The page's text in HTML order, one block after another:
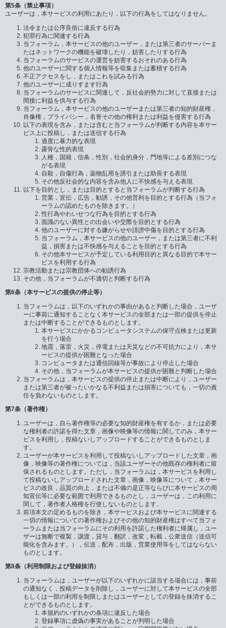
第5条（禁止事項）
ユーザーは，本サービスの利用にあたり，以下の行為をしてはなりません。
法令または公序良俗に違反する行為
犯罪行為に関連する行為
当フォーラム，本サービスの他のユーザー，または第三者のサーバーま
たはネットワークの機能を破壊したり，妨害したりする行為
当フォーラムのサービスの運営を妨害するおそれのある行為
他のユーザーに関する個人情報等を収集または蓄積する行為
不正アクセスをし，またはこれを試みる行為
他のユーザーに成りすます行為
当フォーラムのサービスに関連して，反社会的勢力に対して直接または
間接に利益を供与する行為
当フォーラム，本サービスの他のユーザーまたは第三者の知的財産権，
肖像権，プライバシー，名誉その他の権利または利益を侵害する行為
以下の表現を含み，または含むと当フォーラムが判断する内容を本サー
ビス上に投稿し，または送信する行為
過度に暴力的な表現
露骨な性的表現
人種，国籍，信条，性別，社会的身分，門地等による差別につな
がる表現
自殺，自傷行為，薬物乱用を誘引または助長する表現
その他反社会的な内容を含み他人に不快感を与える表現
以下を目的とし，または目的とすると当フォーラムが判断する行為
営業，宣伝，広告，勧誘，その他営利を目的とする行為（当フォ
ーラムの認めたものを除きます。）
性行為やわいせつな行為を目的とする行為
面識のない異性との出会いや交際を目的とする行為
他のユーザーに対する嫌がらせや誹謗中傷を目的とする行為
当フォーラム，本サービスの他のユーザー，または第三者に不利
益，損害または不快感を与えることを目的とする行為
その他本サービスが予定している利用目的と異なる目的で本サー
ビスを利用する行為
宗教活動または宗教団体への勧誘行為
その他，当フォーラムが不適切と判断する行為
第6条（本サービスの提供の停止等）
当フォーラムは，以下のいずれかの事由があると判断した場合，ユーザ
ーに事前に通知することなく本サービスの全部または一部の提供を停止
または中断することができるものとします。
本サービスにかかるコンピュータシステムの保守点検または更新
を行う場合
地震，落雷，火災，停電または天災などの不可抗力により，本サ
ービスの提供が困難となった場合
コンピュータまたは通信回線等が事故により停止した場合
その他，当フォーラムが本サービスの提供が困難と判断した場合
当フォーラムは，本サービスの提供の停止または中断により，ユーザー
または第三者が被ったいかなる不利益または損害についても，一切の責
任を負わないものとします。
第7条（著作権）
ユーザーは，自ら著作権等の必要な知的財産権を有するか，または必要
な権利者の許諾を得た文章，画像や映像等の情報に関してのみ，本サー
ビスを利用し，投稿ないしアップロードすることができるものとしま
す。
ユーザーが本サービスを利用して投稿ないしアップロードした文章，画
像，映像等の著作権については，当該ユーザーその他既存の権利者に留
保されるものとします。ただし，当フォーラムは，本サービスを利用し
て投稿ないしアップロードされた文章，画像，映像等について，本サー
ビスの改良，品質の向上，または不備の是正等ならびに本サービスの周
知宣伝等に必要な範囲で利用できるものとし，ユーザーは，この利用に
関して，著作者人格権を行使しないものとします。
前項本文の定めるものを除き，本サービスおよび本サービスに関連する
一切の情報についての著作権およびその他の知的財産権はすべて当フォ
ーラムまたは当フォーラムにその利用を許諾した権利者に帰属し，ユー
ザーは無断で複製，譲渡，貸与，翻訳，改変，転載，公衆送信（送信可
能化を含みます。），伝送，配布，出版，営業使用等をしてはならない
ものとします。
第8条（利用制限および登録抹消）
当フォーラムは，ユーザーが以下のいずれかに該当する場合には，事前
の通知なく，投稿データを削除し，ユーザーに対して本サービスの全部
もしくは一部の利用を制限しまたはユーザーとしての登録を抹消するこ
とができるものとします。
本規約のいずれかの条項に違反した場合
登録事項に虚偽の事実があることが判明した場合